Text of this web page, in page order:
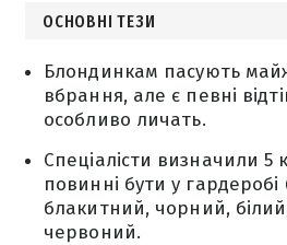
ОСНОВНІ ТЕЗИ
Блондинкам пасують
вбрання, але є певні
особливо личать.
Спеціалісти визначили 5
повинні бути у
блакитний, чорний,
червоний.